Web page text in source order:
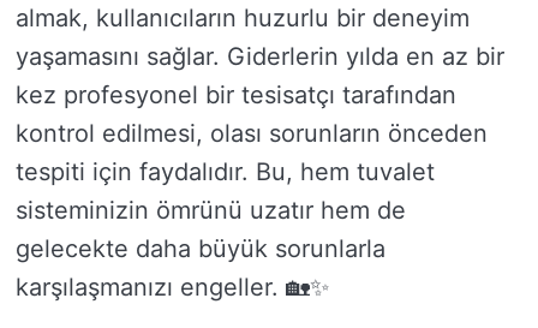
almak, kullanıcıların huzurlu bir deneyim
yaşamasını sağlar. Giderlerin yılda en az bir
kez profesyonel bir tesisatçı tarafından
kontrol edilmesi, olası sorunların önceden
tespiti için faydalıdır. Bu, hem tuvalet
sisteminizin ömrünü uzatır hem de
gelecekte daha büyük sorunlarla
karşılaşmanızı engeller. 🏡✨